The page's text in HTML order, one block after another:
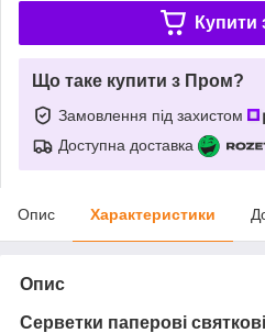
Купити
Що таке купити з Пром?
Замовлення під захистом
Доступна доставка
Опис Характеристики
Опис
Серветки паперові